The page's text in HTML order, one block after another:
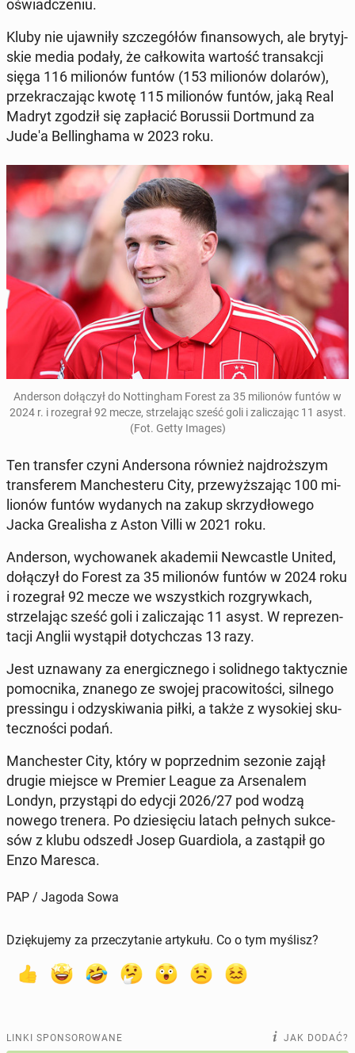
oświad­cze­niu.
Kluby nie ujaw­ni­ły szcze­gó­łów fi­nan­so­wych, ale bry­tyj­
skie media podały, że cał­ko­wi­ta wartość trans­ak­cji
sięga 116 mi­lio­nów funtów (153 mi­lio­nów dolarów),
prze­kra­cza­jąc kwotę 115 mi­lio­nów funtów, jaką Real
Madryt zgodził się za­pła­cić Bo­rus­sii Do­rt­mund za
Jude'a Bel­lin­gha­ma w 2023 roku.
An­der­son do­łą­czył do Not­tin­gham Forest za 35 mi­lio­nów funtów w
2024 r. i ro­ze­grał 92 mecze, strze­la­jąc sześć goli i za­li­cza­jąc 11 asyst.
(Fot. Getty Images)
Ten trans­fer czyni An­der­so­na również naj­droż­szym
trans­fe­rem Man­che­ste­ru City, prze­wyż­sza­jąc 100 mi­
lio­nów funtów wy­da­nych na zakup skrzy­dło­we­go
Jacka Gre­ali­sha z Aston Villi w 2021 roku.
An­der­son, wy­cho­wa­nek aka­de­mii New­ca­stle United,
do­łą­czył do Forest za 35 mi­lio­nów funtów w 2024 roku
i ro­ze­grał 92 mecze we wszyst­kich roz­gryw­kach,
strze­la­jąc sześć goli i za­li­cza­jąc 11 asyst. W re­pre­zen­
ta­cji Anglii wy­stą­pił do­tych­czas 13 razy.
Jest uzna­wa­ny za ener­gicz­ne­go i so­lid­ne­go tak­tycz­nie
po­moc­ni­ka, znanego ze swojej pra­co­wi­to­ści, silnego
pres­sin­gu i od­zy­ski­wa­nia piłki, a także z wy­so­kiej sku­
tecz­no­ści podań.
Man­che­ster City, który w po­przed­nim sezonie zajął
drugie miejsce w Premier League za Ar­se­na­lem
Londyn, przy­stą­pi do edycji 2026/27 pod wodzą
nowego trenera. Po dzie­się­ciu latach pełnych suk­ce­
sów z klubu odszedł Josep Gu­ar­dio­la, a za­stą­pił go
Enzo Maresca.
PAP / Jagoda Sowa
Dziękujemy za przeczytanie artykułu. Co o tym myślisz?
LINKI SPONSOROWANE JAK DODAĆ?